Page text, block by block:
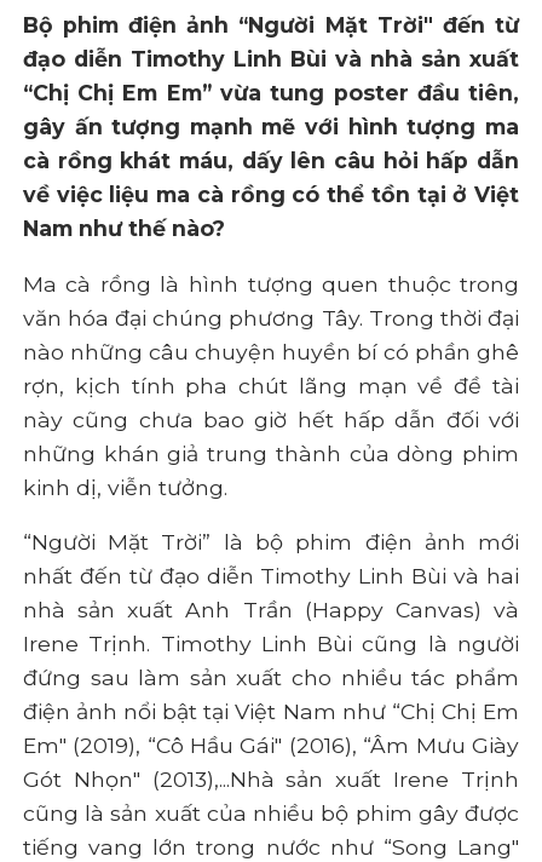
Bộ phim điện ảnh “Người Mặt Trời" đến từ
đạo diễn Timothy Linh Bùi và nhà sản xuất
“Chị Chị Em Em” vừa tung poster đầu tiên,
gây ấn tượng mạnh mẽ với hình tượng ma
cà rồng khát máu, dấy lên câu hỏi hấp dẫn
về việc liệu ma cà rồng có thể tồn tại ở Việt
Nam như thế nào?
Ma cà rồng là hình tượng quen thuộc trong
văn hóa đại chúng phương Tây. Trong thời đại
nào những câu chuyện huyền bí có phần ghê
rợn, kịch tính pha chút lãng mạn về đề tài
này cũng chưa bao giờ hết hấp dẫn đối với
những khán giả trung thành của dòng phim
kinh dị, viễn tưởng.
“Người Mặt Trời” là bộ phim điện ảnh mới
nhất đến từ đạo diễn Timothy Linh Bùi và hai
nhà sản xuất Anh Trần (Happy Canvas) và
Irene Trịnh. Timothy Linh Bùi cũng là người
đứng sau làm sản xuất cho nhiều tác phẩm
điện ảnh nổi bật tại Việt Nam như “Chị Chị Em
Em" (2019), “Cô Hầu Gái" (2016), “Âm Mưu Giày
Gót Nhọn" (2013),...Nhà sản xuất Irene Trịnh
cũng là sản xuất của nhiều bộ phim gây được
tiếng vang lớn trong nước như “Song Lang"